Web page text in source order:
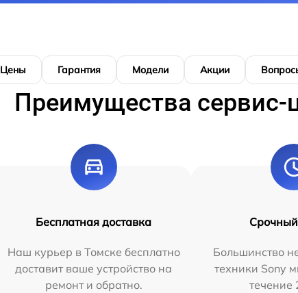
Цены Гарантия Модели Акции
Преимущества сервис-
Бесплатная доставка
Наш курьер в Томске бесплатно
доставит ваше устройство на
ремонт и обратно.
Большинство
техники Sony
течение